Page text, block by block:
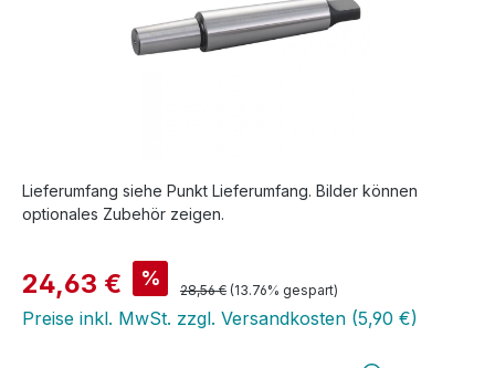
Lieferumfang siehe Punkt Lieferumfang. Bilder können
optionales Zubehör zeigen.
Verkaufspreis:
24,63 € % Regulärer Preis:
28,56 € (13.76% gespart)
Preise inkl. MwSt. zzgl. Versandkosten (5,90 €)